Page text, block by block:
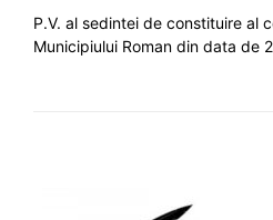
P.V. al sedintei de constituire al
Municipiului Roman din data de